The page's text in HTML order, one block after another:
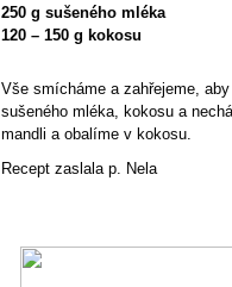
250 g sušeného mléka
120 – 150 g kokosu
Vše smícháme a zahřejeme,
sušeného mléka, kokosu a
mandli a obalíme v kokosu.
Recept zaslala p. Nela